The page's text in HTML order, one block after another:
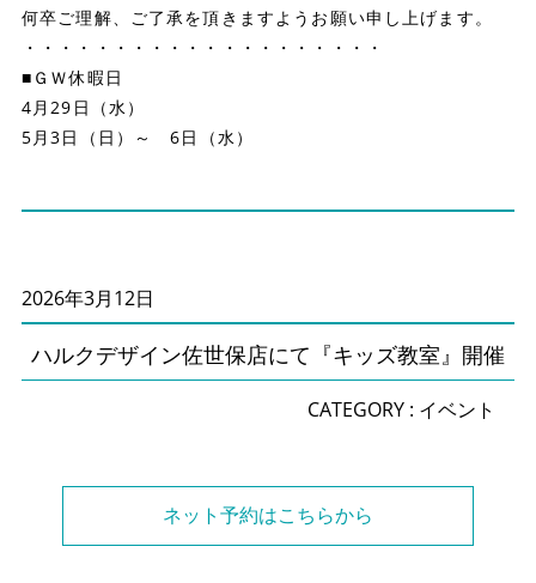
何卒ご理解、ご了承を頂きますようお願い申し上げます。
・・・・・・・・・・・・・・・・・・・・
■ＧＷ休暇日
4月29日（水）
5月3日（日）～ 6日（水）
2026年3月12日
ハルクデザイン佐世保店にて『キッズ教室』開催
CATEGORY : イベント
ネット予約はこちらから